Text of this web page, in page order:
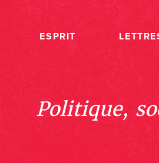
ESPRIT
Politique,